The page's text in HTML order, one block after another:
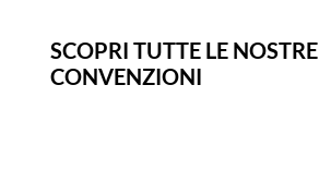
SCOPRI TUTTE LE NOSTRE
CONVENZIONI